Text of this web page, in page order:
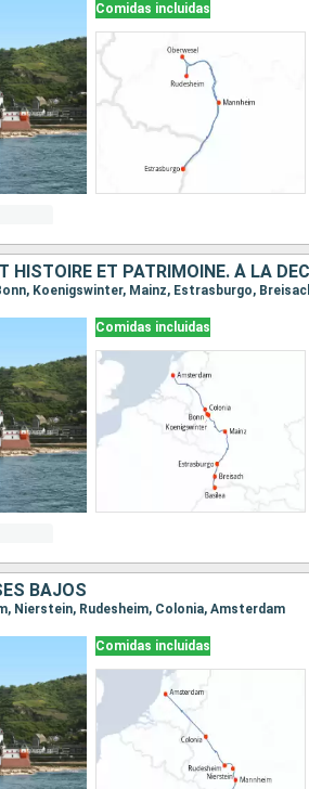
Comidas incluidas
Koenigswinter, Mainz, Estrasburgo,
Comidas incluidas
BAJOS
Nierstein, Rudesheim, Colonia, Amsterdam
Comidas incluidas